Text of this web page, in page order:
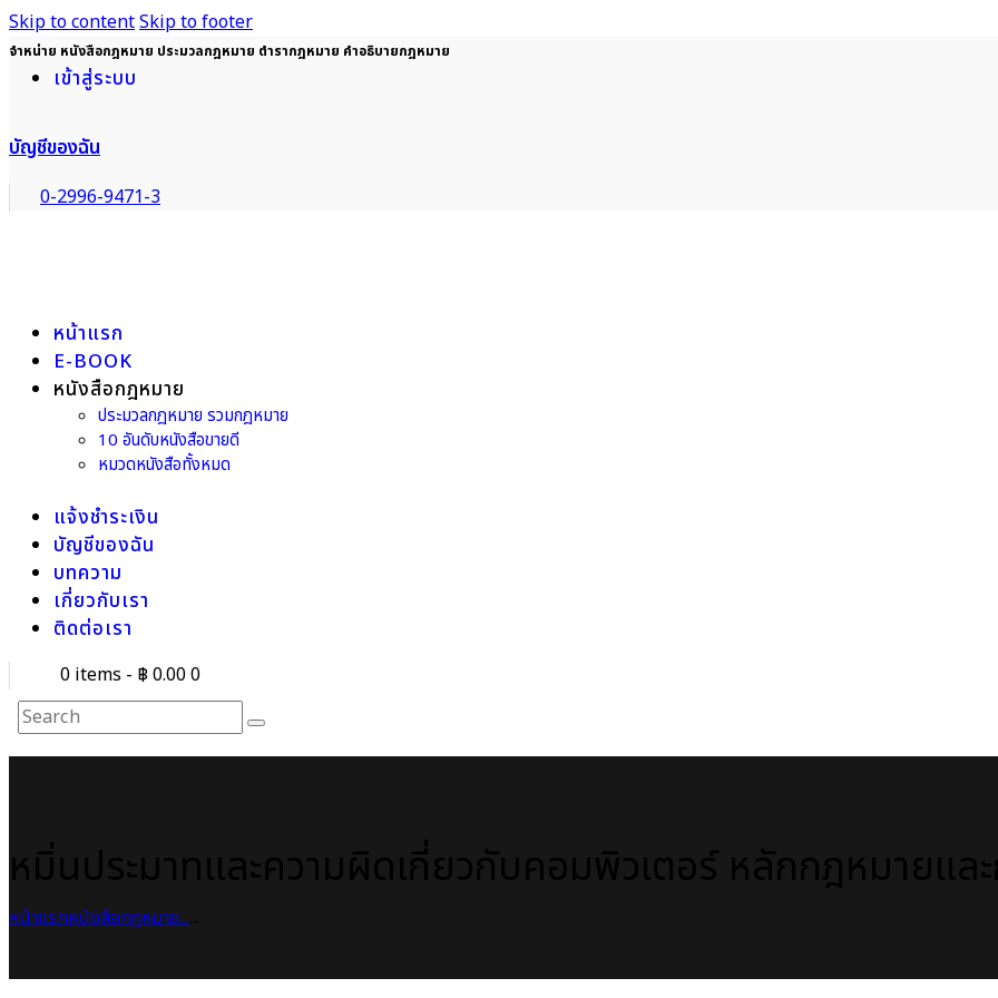
Skip to contentSkip to footer
จำหน่าย หนังสือกฎหมาย ประมวลกฎหมาย ตำรากฎหมาย คำอธิบายกฎหมาย
เข้าสู่ระบบ
บัญชีของฉัน
0-2996-9471-3
หน้าแรก
E-BOOK
หนังสือกฎหมาย
ประมวลกฎหมาย รวมกฎหมาย
10 อันดับหนังสือขายดี
หมวดหนังสือทั้งหมด
แจ้งชำระเงิน
บัญชีของฉัน
บทความ
เกี่ยวกับเรา
ติดต่อเรา
0 items - ฿ 0.000
หน้าแรกหนังสือกฎหมาย...